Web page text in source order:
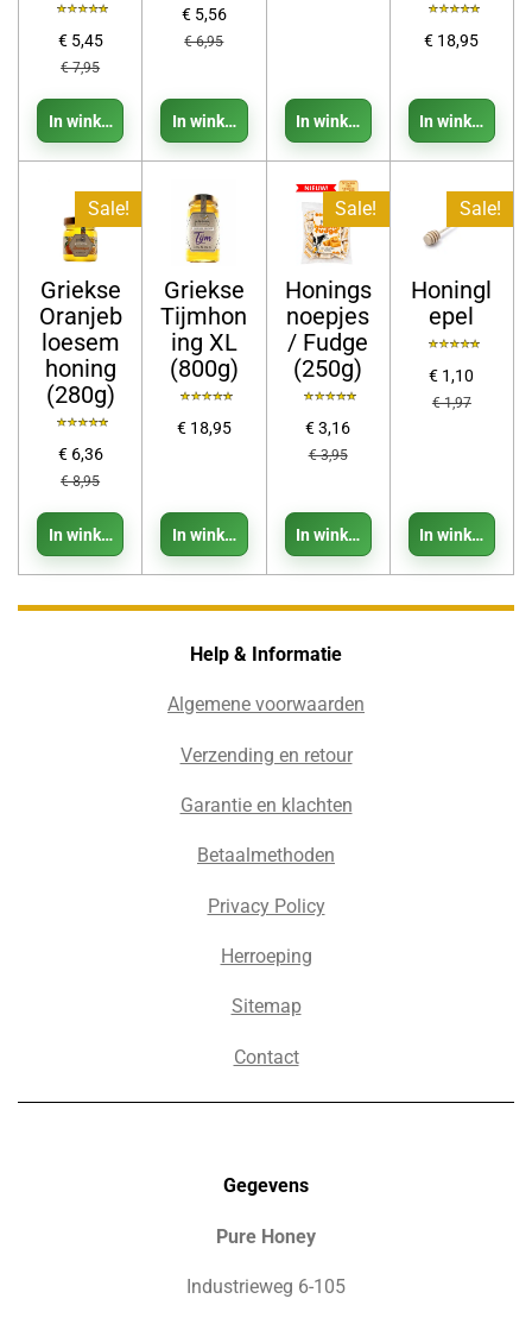
€ 5,45
€ 7,95
In winkelwagen
€ 5,56
€ 6,95
In winkelwagen In winkelwagen
€ 18,95
In
Sale!
Griekse
Oranjeb
loesem
honing
(280g)
€ 6,36
€ 8,95
In winkelwagen
Griekse
Tijmhon
ing XL
(800g)
€ 18,95
In winkelwagen
Sale!
Honings
noepjes
/ Fudge
(250g)
€ 3,16
€ 3,95
In winkelwagen
Sale!
Honingl
epel
€ 1,10
€ 1,97
In
Help & Informatie
Algemene voorwaarden
Verzending en retour
Garantie en klachten
Betaalmethoden
Privacy Policy
Herroeping
Sitemap
Contact
Gegevens
Pure Honey
Industrieweg 6-105